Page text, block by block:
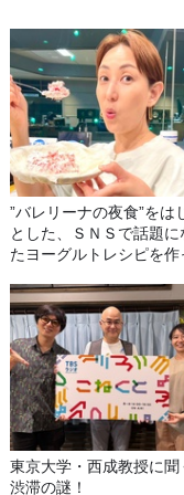
”バレリーナの夜食”をは
とした、ＳＮＳで話題に
たヨーグルトレシピを作
東京大学・西成教授に聞
渋滞の謎！